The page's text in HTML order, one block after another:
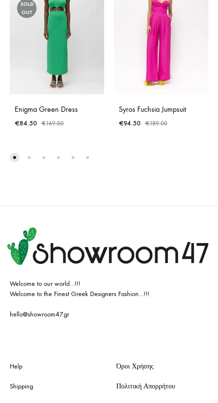
SOLD
OUT
Enigma Green Dress
€84.50 €169.00
Syros Fuchsia Jumpsuit
€94.50 €189.00
Welcome to our world…!!!
Welcome to the Finest Greek Designers Fashion…!!!
hello@showroom47.gr
Help
Shipping
Όροι Χρήσης
Πολιτική Απορρήτου